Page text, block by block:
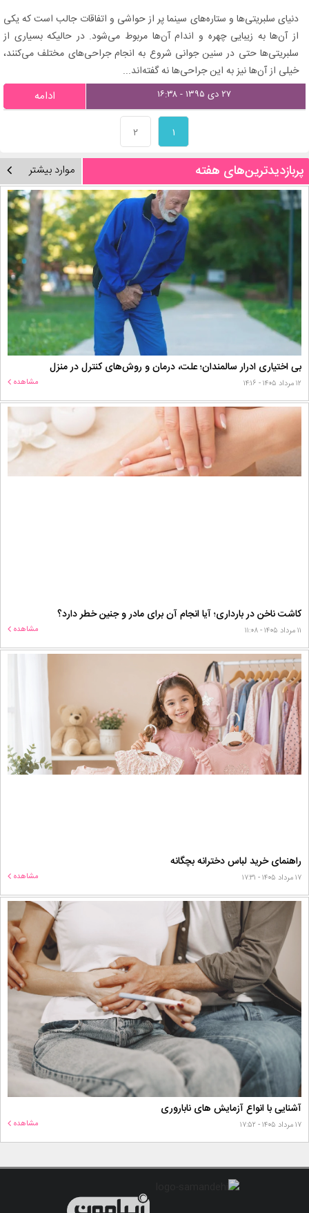
دنیای سلبریتی‌ها و ستاره‌های سینما پر از حواشی و اتفاقات جالب است که یکی
از آن‌ها به زیبایی چهره و اندام آن‌ها مربوط می‌شود. در حالیکه بسیاری از
سلبریتی‌ها حتی در سنین جوانی شروع به انجام جراحی‌های مختلف می‌کنند،
خیلی از آن‌ها نیز به این جراحی‌ها نه گفته‌اند...
۲۷ دی ۱۳۹۵ - ۱۶:۳۸ ادامه
۱ ۲
پربازدیدترین‌های هفته موارد بیشتر
بی اختیاری ادرار سالمندان؛ علت، درمان و روش‌های کنترل در منزل
۱۲ مرداد ۱۴۰۵ - ۱۴:۱۶ مشاهده
کاشت ناخن در بارداری؛ آیا انجام آن برای مادر و جنین خطر دارد؟
۱۱ مرداد ۱۴۰۵ - ۱۱:۰۸ مشاهده
راهنمای خرید لباس دخترانه بچگانه
۱۷ مرداد ۱۴۰۵ - ۱۷:۳۱ مشاهده
آشنایی با انواع آزمایش های ناباروری
۱۷ مرداد ۱۴۰۵ - ۱۷:۵۲ مشاهده